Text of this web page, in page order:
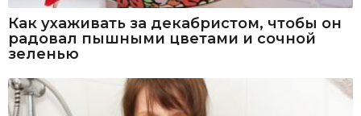
Как ухаживать за декабристом, чтобы он
радовал пышными цветами и сочной
зеленью